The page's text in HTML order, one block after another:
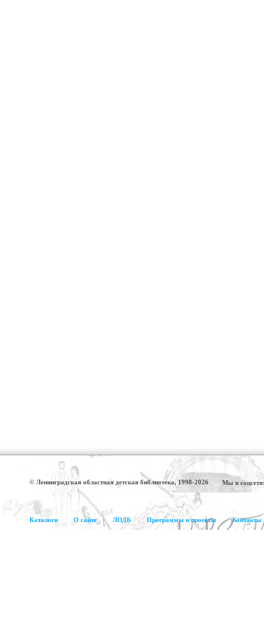
© Ленинградская областная детская библиотека, 1998-2026 Мы в
Каталоги О сайте ЛОДБ Программы и проекты Контакты